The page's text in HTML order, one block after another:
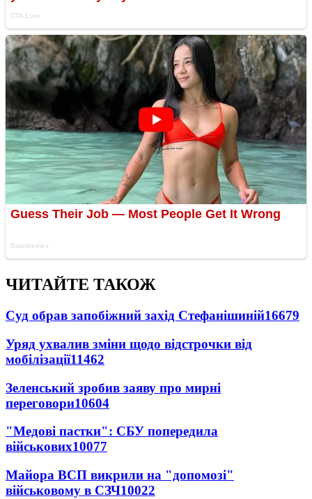
ЧИТАЙТЕ ТАКОЖ
Суд обрав запобіжний захід Стефанішиній16679
Уряд ухвалив зміни щодо відстрочки від
мобілізації11462
Зеленський зробив заяву про мирні
переговори10604
"Медові пастки": СБУ попередила
військових10077
Майора ВСП викрили на "допомозі"
військовому в СЗЧ10022